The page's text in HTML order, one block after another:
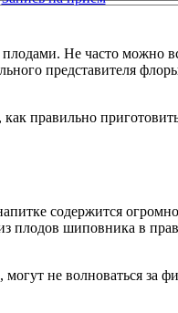
Не часто можно
представителя
правильно
содержится
шиповника в
не волноваться за